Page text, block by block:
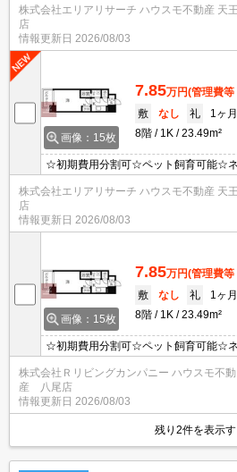
株式会社エリアリサーチ ハウスモ不動産 天
店
情報更新日 2026/08/03
画像：15枚
7.85万円(管理費
敷
なし 礼
1ヶ月
8階
1K 23.49m²
☆初期費用分割可☆ペット飼育可能☆
株式会社エリアリサーチ ハウスモ不動産 天
店
情報更新日 2026/08/03
画像：15枚
7.85万円(管理費
敷
なし 礼
1ヶ月
8階
1K 23.49m²
☆初期費用分割可☆ペット飼育可能☆
株式会社Ｒリビングカンパニー ハウスモ不動
産 八尾店
情報更新日 2026/08/03
残り2件を表示す